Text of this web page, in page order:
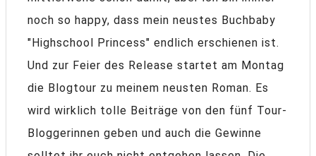
noch so happy, dass mein neustes Buchbaby
"Highschool Princess" endlich erschienen ist.
Und zur Feier des Release startet am Montag
die Blogtour zu meinem neusten Roman. Es
wird wirklich tolle Beiträge von den fünf Tour-
Bloggerinnen geben und auch die Gewinne